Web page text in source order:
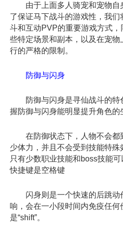
由于上面多人骑宠和宠物自
了保证马下战斗的游戏性，我
斗和互动PVP的重要游戏方式
些特定场景和副本，以及在宠
行的严格的限制。
防御与闪身
防御与闪身是寻仙战斗的特
握防御与闪身能明显提升角色的
在防御状态下，人物不会都
少体力，并且不会受到技能特殊
只有少数职业技能和boss技能
快捷键是空格键
闪身则是一个快速的后跳动
响，会在一小段时间内免疫任何
是“shift”。